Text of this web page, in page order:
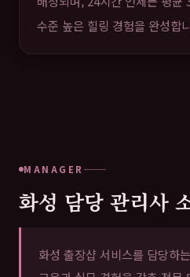
수준 높은 힐링 경험을 완성합
MANAGER
화성 담당 관리사
화성 출장샵 서비스를 담당하